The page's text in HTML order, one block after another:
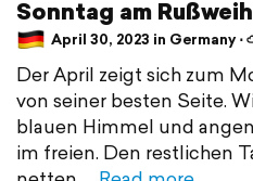
Sonntag am
April 30, 2023 in Germany ⋅
Der April zeigt sich zum
von seiner besten Seite.
blauen Himmel und
im freien. Den restlichen